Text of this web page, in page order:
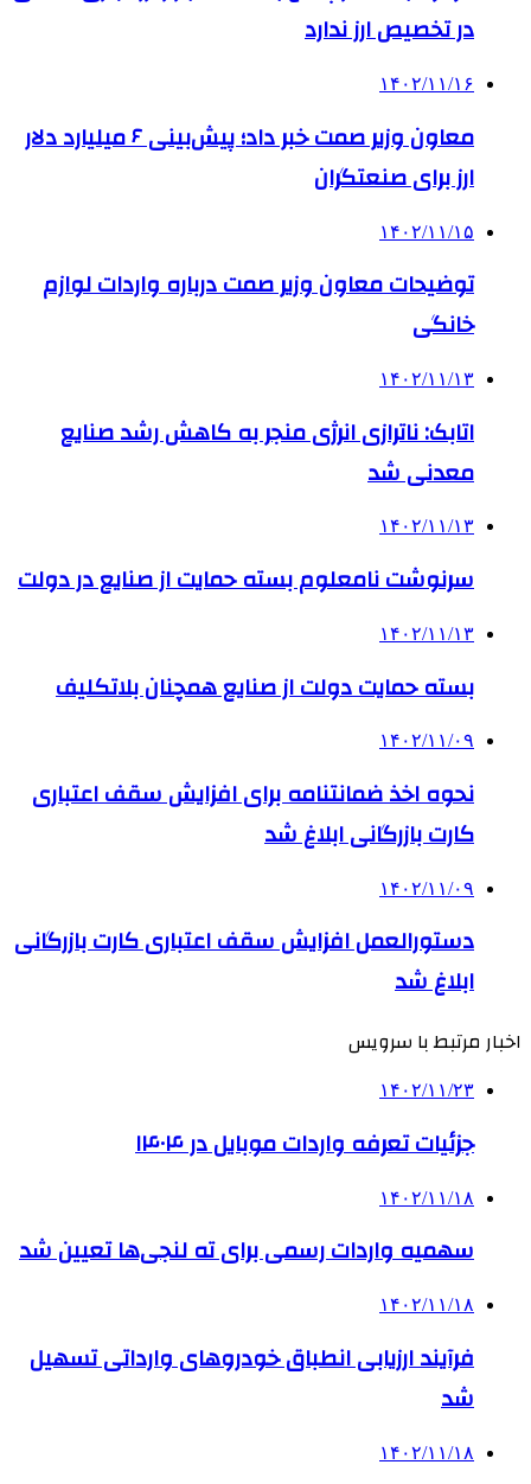
در تخصیص ارز ندارد
۱۴۰۲/۱۱/۱۶
معاون وزیر صمت خبر داد؛ پیش‌بینی ۶ میلیارد دلار
ارز برای صنعتگران
۱۴۰۲/۱۱/۱۵
توضیحات معاون وزیر صمت درباره واردات لوازم
خانگی
۱۴۰۲/۱۱/۱۳
اتابک: ناترازی انرژی منجر به کاهش رشد صنایع
معدنی شد
۱۴۰۲/۱۱/۱۳
سرنوشت نامعلوم بسته حمایت از صنایع در دولت
۱۴۰۲/۱۱/۱۳
بسته حمایت دولت از صنایع همچنان بلاتکلیف
۱۴۰۲/۱۱/۰۹
نحوه اخذ ضمانتنامه برای افزایش سقف اعتباری
کارت بازرگانی ابلاغ شد
۱۴۰۲/۱۱/۰۹
دستورالعمل افزایش سقف اعتباری کارت بازرگانی
ابلاغ شد
اخبار مرتبط با سرویس
۱۴۰۲/۱۱/۲۳
جزئیات تعرفه واردات موبایل در ۱۴۰۴
۱۴۰۲/۱۱/۱۸
سهمیه واردات رسمی برای ته لنجی‌ها تعیین شد
۱۴۰۲/۱۱/۱۸
فرآیند ارزیابی انطباق خودروهای وارداتی تسهیل
شد
۱۴۰۲/۱۱/۱۸